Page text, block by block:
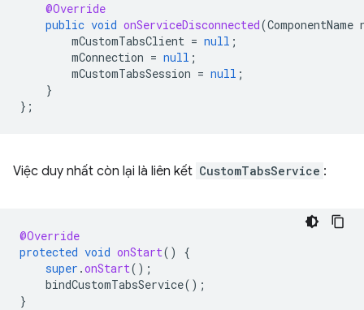
@Override
public void onServiceDisconnected(ComponentName
mCustomTabsClient = null ;
mConnection = null ;
mCustomTabsSession = null ;
}
};
Việc duy nhất còn lại là liên kết CustomTabsService :
@Override
protected void onStart()
{
super .onStart();
bindCustomTabsService();
}